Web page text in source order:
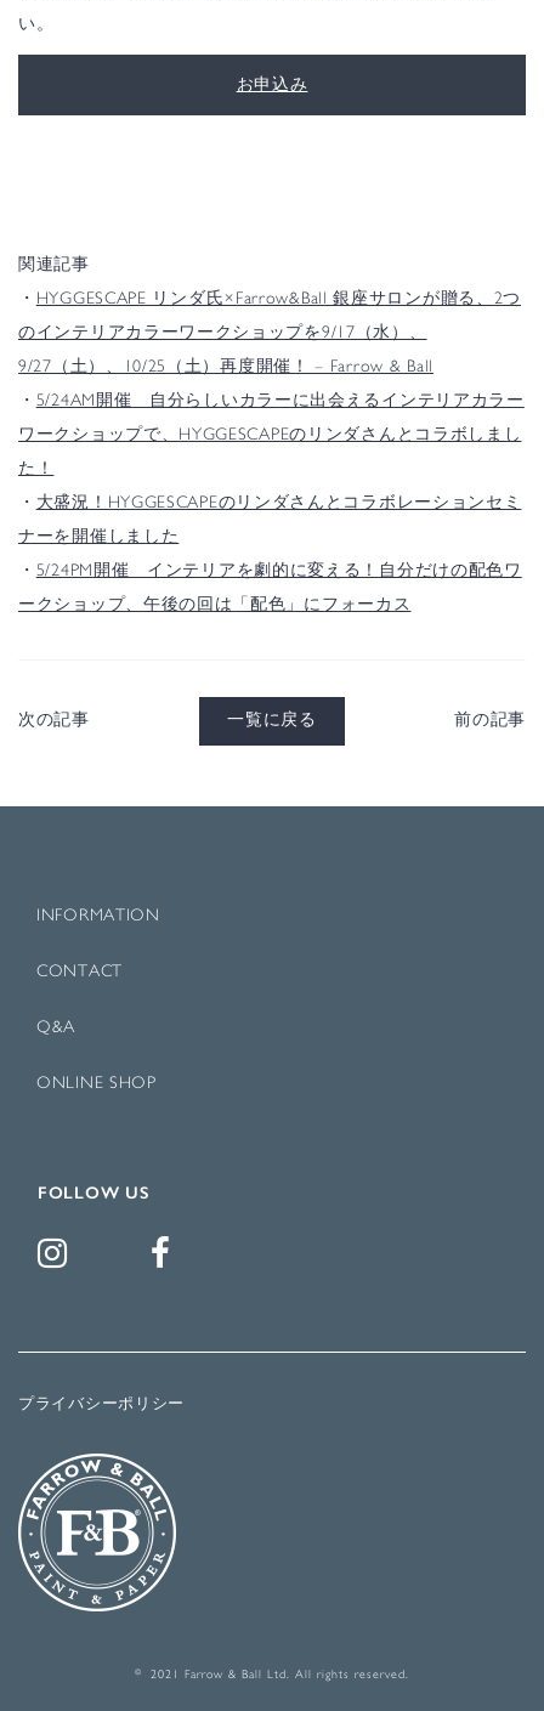
い。
お申込み
関連記事
・ HYGGESCAPE リンダ氏×Farrow&Ball 銀座サロンが贈る、2つ
のインテリアカラーワークショップを9/17（水）、
9/27（土）、10/25（土）再度開催！ – Farrow & Ball
・ 5/24AM開催 自分らしいカラーに出会えるインテリアカラー
ワークショップで、HYGGESCAPEのリンダさんとコラボしまし
た！
・ 大盛況！HYGGESCAPEのリンダさんとコラボレーションセミ
ナーを開催しました
・ 5/24PM開催 インテリアを劇的に変える！自分だけの配色ワ
ークショップ、午後の回は「配色」にフォーカス
次の記事 一覧に戻る 前の記事
INFORMATION
CONTACT
Q&A
ONLINE SHOP
FOLLOW US
プライバシーポリシー
© 2021 Farrow & Ball Ltd. All rights reserved.